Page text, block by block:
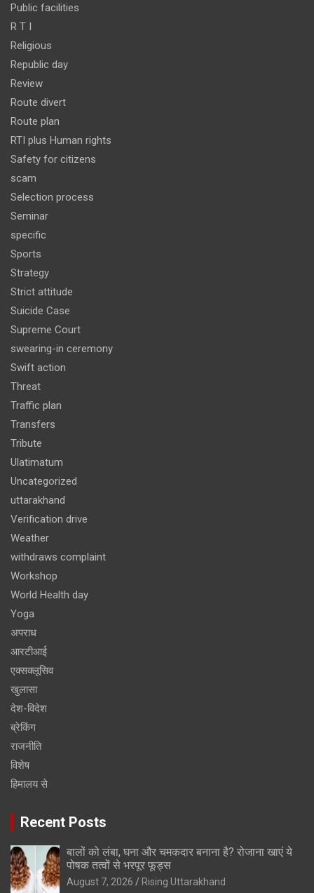
Public facilities
R T I
Religious
Republic day
Review
Route divert
Route plan
RTI plus Human rights
Safety for citizens
scam
Selection process
Seminar
specific
Sports
Strategy
Strict attitude
Suicide Case
Supreme Court
swearing-in ceremony
Swift action
Threat
Traffic plan
Transfers
Tribute
Ulatimatum
Uncategorized
uttarakhand
Verification drive
Weather
withdraws complaint
Workshop
World Health day
Yoga
अपराध
आरटीआई
एक्सक्लूसिव
खुलासा
देश-विदेश
ब्रेकिंग
राजनीति
विशेष
हिमालय से
Recent Posts
बालों को लंबा, घना और चमकदार बनाना है? रोजाना खाएं ये
पोषक तत्वों से भरपूर फूड्स
August 7, 2026 Rising Uttarakhand